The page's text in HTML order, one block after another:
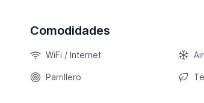
Comodidades
WiFi / Internet
Parrillero